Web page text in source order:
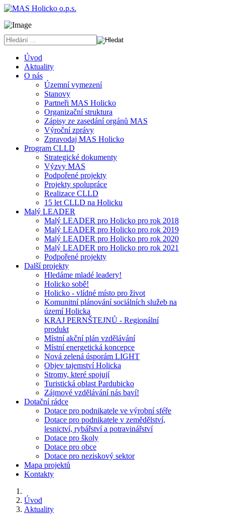
Úvod
Aktuality
O nás
Územní vymezení
Stanovy
Partneři MAS Holicko
Organizační struktura
Zápisy ze zasedání orgánů MAS
Výroční zprávy
Zpravodaj MAS Holicko
Program CLLD
Strategické dokumenty
Výzvy MAS
Podpořené projekty
Projekty spolupráce
Realizace CLLD
15 let CLLD na Holicku
Malý LEADER
Malý LEADER pro Holicko pro rok 2018
Malý LEADER pro Holicko pro rok 2019
Malý LEADER pro Holicko pro rok 2020
Malý LEADER pro Holicko pro rok 2021
Podpořené projekty
Další projekty
Hledáme mladé leadery!
Holicko sobě!
Holicko - vlídné místo pro život
Komunitní plánování sociálních služeb na
území Holicka
KRAJ PERNŠTEJNŮ - Regionální
produkt
Místní akční plán vzdělávání
Místní energetická koncepce
Nová zelená úsporám LIGHT
Objev tajemství Holicka
Stromy, které spojují
Turistická oblast Pardubicko
Zájmové vzdělávání nás baví!
Dotační rádce
Dotace pro podnikatele ve výrobní sféře
Dotace pro podnikatele v zemědělství,
lesnictví, rybářství a potravinářství
Dotace pro školy
Dotace pro obce
Dotace pro neziskový sektor
Mapa projektů
Kontakty
Úvod
Aktuality